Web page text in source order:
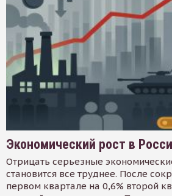
Экономический рост в
Отрицать серьезные
становится все труднее. После
первом квартале на 0,6% второй